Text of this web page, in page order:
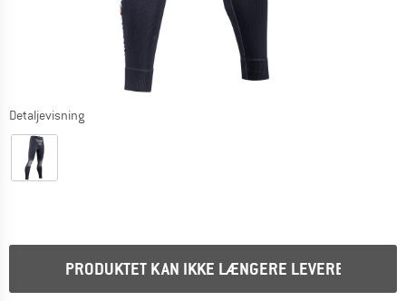
Detaljevisning
PRODUKTET KAN IKKE LÆNGERE LEVERES